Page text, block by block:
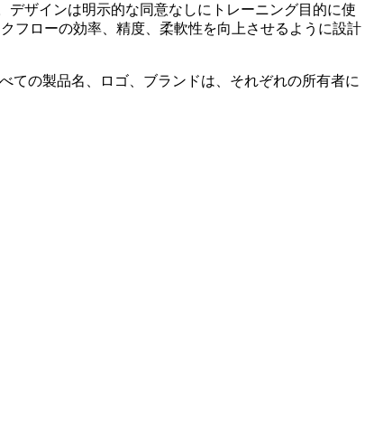
ザインは明示的な同意なしにトレーニング目的に使
フローの効率、精度、柔軟性を向上させるように設計
ての製品名、ロゴ、ブランドは、それぞれの所有者に